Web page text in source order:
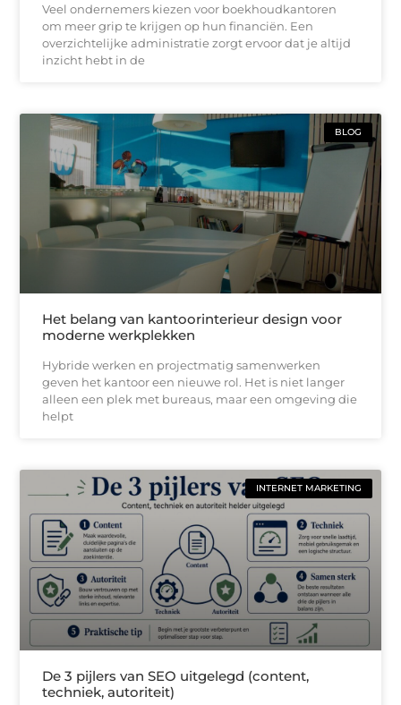
Veel ondernemers kiezen voor boekhoudkantoren
om meer grip te krijgen op hun financiën. Een
overzichtelijke administratie zorgt ervoor dat je altijd
inzicht hebt in de
BLOG
Het belang van kantoorinterieur design voor
moderne werkplekken
Hybride werken en projectmatig samenwerken
geven het kantoor een nieuwe rol. Het is niet langer
alleen een plek met bureaus, maar een omgeving die
helpt
INTERNET MARKETING
De 3 pijlers van SEO uitgelegd (content,
techniek, autoriteit)